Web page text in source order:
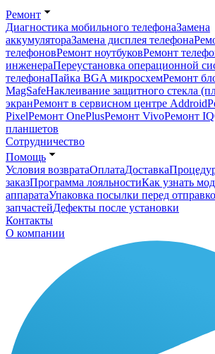
Ремонт
Диагностика мобильного телефонаЗамена
аккумулятораЗамена дисплея телефона
телефоновРемонт ноутбуковРемонт
инженераПереустановка операционной
телефонаПайка BGA микросхемРемонт
MagSafeНаклеивание защитного стекла
экранРемонт в сервисном центре Addroid
PixelРемонт OnePlusРемонт VivoРемонт
планшетов
Сотрудничество
Помощь
Условия возвратаОплатаДоставка
заказПрограмма лояльностиКак узнать
аппаратаУпаковка посылки перед
запчастейДефекты после установки
Контакты
О компании